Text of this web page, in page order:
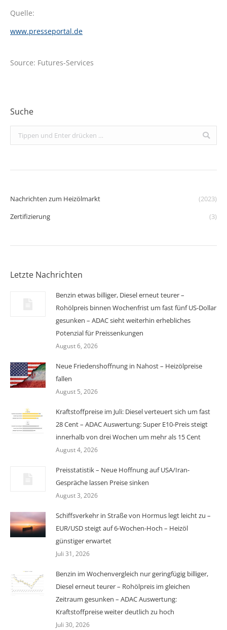
Quelle:
www.presseportal.de
Source: Futures-Services
Suche
Search:
Nachrichten zum Heizölmarkt
(2023)
Zertifizierung
(3)
Letzte Nachrichten
Benzin etwas billiger, Diesel erneut teurer –
Rohölpreis binnen Wochenfrist um fast fünf US-Dollar
gesunken – ADAC sieht weiterhin erhebliches
Potenzial für Preissenkungen
August 6, 2026
Neue Friedenshoffnung in Nahost – Heizölpreise
fallen
August 5, 2026
Kraftstoffpreise im Juli: Diesel verteuert sich um fast
28 Cent – ADAC Auswertung: Super E10-Preis steigt
innerhalb von drei Wochen um mehr als 15 Cent
August 4, 2026
Preisstatistik – Neue Hoffnung auf USA/Iran-
Gespräche lassen Preise sinken
August 3, 2026
Schiffsverkehr in Straße von Hormus legt leicht zu –
EUR/USD steigt auf 6-Wochen-Hoch – Heizöl
günstiger erwartet
Juli 31, 2026
Benzin im Wochenvergleich nur geringfügig billiger,
Diesel erneut teurer – Rohölpreis im gleichen
Zeitraum gesunken – ADAC Auswertung:
Kraftstoffpreise weiter deutlich zu hoch
Juli 30, 2026